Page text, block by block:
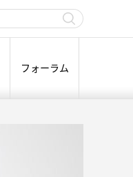
フォーラム